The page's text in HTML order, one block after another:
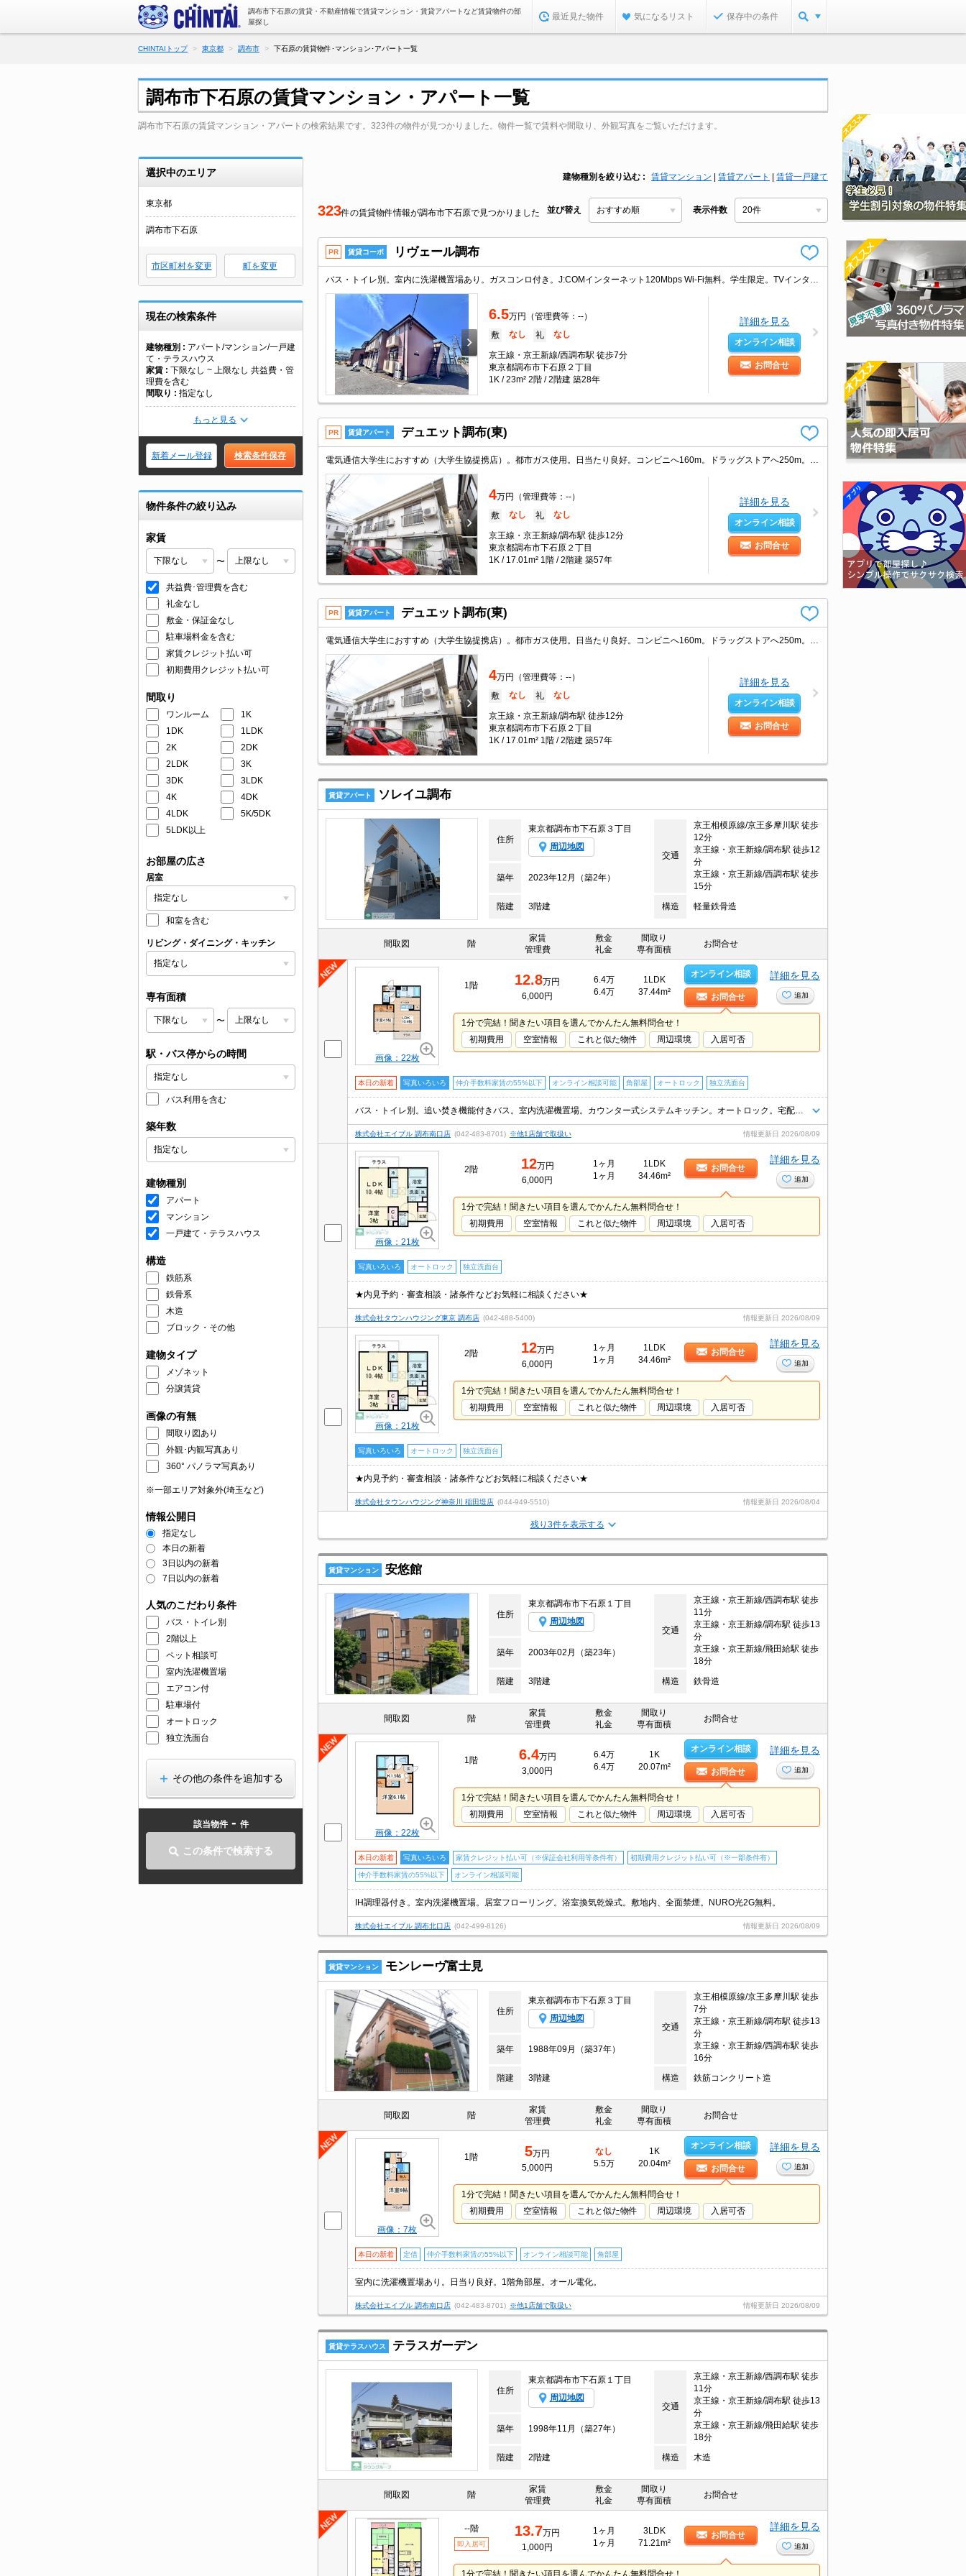
調布市下石原の賃貸・不動産情報で賃貸マンション・賃貸アパートなど賃貸物件の部
屋探し
最近見た物件 気になるリスト 保存中の条件
CHINTAIトップ 東京都 調布市 下石原の賃貸物件･マンション･アパート一覧
調布市下石原の賃貸マンション・アパート一覧
調布市下石原の賃貸マンション・アパートの検索結果です。323件の物件が見つかりました。物件一覧で賃料や間取り、外観写真をご覧いただけます。
選択中のエリア
東京都
調布市下石原
市区町村を変更 町を変更
現在の検索条件
建物種別
アパート/マンション/一戸建
て・テラスハウス
家賃
下限なし ~ 上限なし 共益費・管
理費を含む
間取り
指定なし
もっと見る
新着メール登録 検索条件保存
物件条件の絞り込み
家賃
〜
共益費･管理費を含む
礼金なし
敷金・保証金なし
駐車場料金を含む
家賃クレジット払い可
初期費用クレジット払い可
間取り
ワンルーム
1K
1DK
1LDK
2K
2DK
2LDK
3K
3DK
3LDK
4K
4DK
4LDK
5K/5DK
5LDK以上
お部屋の広さ
居室
和室を含む
リビング・ダイニング・キッチン
専有面積
〜
駅・バス停からの時間
バス利用を含む
築年数
建物種別
アパート
マンション
一戸建て・テラスハウス
構造
鉄筋系
鉄骨系
木造
ブロック・その他
建物タイプ
メゾネット
分譲賃貸
画像の有無
間取り図あり
外観･内観写真あり
360° パノラマ写真あり
※一部エリア対象外(埼玉など)
情報公開日
指定なし
本日の新着
3日以内の新着
7日以内の新着
人気のこだわり条件
バス・トイレ別
2階以上
ペット相談可
室内洗濯機置場
エアコン付
駐車場付
オートロック
独立洗面台
その他の条件を追加する
該当物件 - 件
この条件で検索する
建物種別を絞り込む 賃貸マンション 賃貸アパート 賃貸一戸建て
323件の賃貸物件情報が調布市下石原で見つかりました 並び替え 表示件数
PR 賃貸コーポ リヴェール調布
6.5万円（管理費等：--）
敷 なし 礼 なし
京王線・京王新線/西調布駅 徒歩7分
東京都調布市下石原２丁目
1K / 23m² 2階 / 2階建 築28年
詳細を見る
オンライン相談
お問合せ
PR 賃貸アパート デュエット調布(東)
4万円（管理費等：--）
敷 なし 礼 なし
京王線・京王新線/調布駅 徒歩12分
東京都調布市下石原２丁目
1K / 17.01m² 1階 / 2階建 築57年
詳細を見る
オンライン相談
お問合せ
PR 賃貸アパート デュエット調布(東)
4万円（管理費等：--）
敷 なし 礼 なし
京王線・京王新線/調布駅 徒歩12分
東京都調布市下石原２丁目
1K / 17.01m² 1階 / 2階建 築57年
詳細を見る
オンライン相談
お問合せ
賃貸アパート ソレイユ調布
住所
東京都調布市下石原３丁目
周辺地図
交通
京王相模原線/京王多摩川駅 徒歩
12分
京王線・京王新線/調布駅 徒歩12
分
京王線・京王新線/西調布駅 徒歩
15分
築年 2023年12月（築2年）
階建 3階建 構造 軽量鉄骨造
間取図 階
家賃
管理費
敷金
礼金
間取り
専有面積
お問合せ
画像：22枚
1階 12.8万円
6,000円
6.4万
6.4万
1LDK
37.44m²
オンライン相談
お問合せ
詳細を見る
追加
1分で完結！聞きたい項目を選んでかんたん無料問合せ！
初期費用
空室情報 これと似た物件 周辺環境 入居可否
本日の新着 写真いろいろ 仲介手数料家賃の55%以下 オンライン相談可能 角部屋 オートロック 独立洗面台
株式会社エイブル 調布南口店 (042-483-8701) ※他1店舗で取扱い 情報更新日 2026/08/09
画像：21枚
2階 12万円
6,000円
1ヶ月
1ヶ月
1LDK
34.46m²
お問合せ
詳細を見る
追加
1分で完結！聞きたい項目を選んでかんたん無料問合せ！
初期費用
空室情報 これと似た物件 周辺環境 入居可否
写真いろいろ オートロック 独立洗面台
★内見予約・審査相談・諸条件などお気軽に相談ください★
株式会社タウンハウジング東京 調布店 (042-488-5400) 情報更新日 2026/08/09
画像：21枚
2階 12万円
6,000円
1ヶ月
1ヶ月
1LDK
34.46m²
お問合せ
詳細を見る
追加
1分で完結！聞きたい項目を選んでかんたん無料問合せ！
初期費用
空室情報 これと似た物件 周辺環境 入居可否
写真いろいろ オートロック 独立洗面台
★内見予約・審査相談・諸条件などお気軽に相談ください★
株式会社タウンハウジング神奈川 稲田堤店 (044-949-5510) 情報更新日 2026/08/04
残り3件を表示する
賃貸マンション 安悠館
住所
東京都調布市下石原１丁目
周辺地図
交通
京王線・京王新線/西調布駅 徒歩
11分
京王線・京王新線/調布駅 徒歩13
分
京王線・京王新線/飛田給駅 徒歩
18分
築年 2003年02月（築23年）
階建 3階建 構造 鉄骨造
間取図 階
家賃
管理費
敷金
礼金
間取り
専有面積
お問合せ
画像：22枚
1階 6.4万円
3,000円
6.4万
6.4万
1K
20.07m²
オンライン相談
お問合せ
詳細を見る
追加
1分で完結！聞きたい項目を選んでかんたん無料問合せ！
初期費用
空室情報 これと似た物件 周辺環境 入居可否
本日の新着 写真いろいろ 家賃クレジット払い可（※保証会社利用等条件有） 初期費用クレジット払い可（※一部条件有）
仲介手数料家賃の55%以下 オンライン相談可能
IH調理器付き。室内洗濯機置場。居室フローリング。浴室換気乾燥式。敷地内、全面禁煙。NURO光2G無料。
株式会社エイブル 調布北口店 (042-499-8126) 情報更新日 2026/08/09
賃貸マンション モンレーヴ富士見
住所
東京都調布市下石原３丁目
周辺地図
交通
京王相模原線/京王多摩川駅 徒歩
7分
京王線・京王新線/調布駅 徒歩13
分
京王線・京王新線/西調布駅 徒歩
16分
築年 1988年09月（築37年）
階建 3階建 構造 鉄筋コンクリート造
間取図 階
家賃
管理費
敷金
礼金
間取り
専有面積
お問合せ
画像：7枚
1階 5万円
5,000円
なし
5.5万
1K
20.04m²
オンライン相談
お問合せ
詳細を見る
追加
1分で完結！聞きたい項目を選んでかんたん無料問合せ！
初期費用
空室情報 これと似た物件 周辺環境 入居可否
本日の新着 定借 仲介手数料家賃の55%以下 オンライン相談可能 角部屋
室内に洗濯機置場あり。日当り良好。1階角部屋。オール電化。
株式会社エイブル 調布南口店 (042-483-8701) ※他1店舗で取扱い 情報更新日 2026/08/09
賃貸テラスハウス テラスガーデン
住所
東京都調布市下石原１丁目
周辺地図
交通
京王線・京王新線/西調布駅 徒歩
11分
京王線・京王新線/調布駅 徒歩13
分
京王線・京王新線/飛田給駅 徒歩
18分
築年 1998年11月（築27年）
階建 2階建 構造 木造
間取図 階
家賃
管理費
敷金
礼金
間取り
専有面積
お問合せ
--階
即入居可
13.7万円
1,000円
1ヶ月
1ヶ月
3LDK
71.21m²
お問合せ
詳細を見る
追加
1分で完結！聞きたい項目を選んでかんたん無料問合せ！